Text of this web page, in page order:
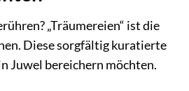
„Träumereien“ ist die
Diese sorgfältig kuratierte
Juwel bereichern möchten.